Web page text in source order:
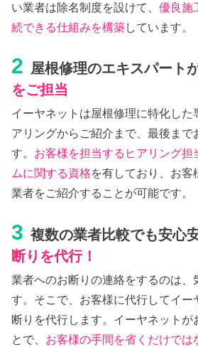
い業者は除名制度を設けて、優良施
続できる仕組みを構築しています。
2 屋根修理のエキスパート
をご担当
イーヤネットは屋根修理に特化した
アリングからご紹介まで、最後まで
す。 お客様を担当するヒアリング担
ムに関する資格を有しており、お客
業者をご紹介することが可能です。
3 複数の業者比較でも安心
断りを代行！
業者へのお断りの連絡をするのは、
す。そこで、お客様に代行してイー
断りを代行します。イーヤネットが
とで、 お客様の手間を省くだけでは